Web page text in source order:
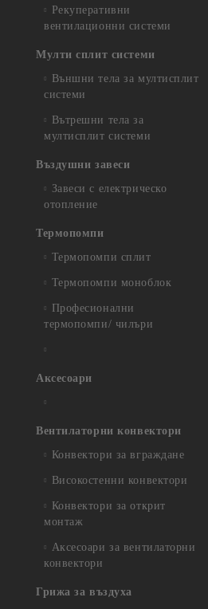
Рекуперативни
вентилационни системи
Мулти сплит системи
Външни тела за мултисплит
системи
Вътрешни тела за
мултисплит системи
Въздушни завеси
Завеси с електрическо
отопление
Термопомпи
Термопомпи сплит
Термопомпи моноблок
Професионални
термопомпи/ чилъри
Аксесоари
Вентилаторни конвектори
Конвектори за вграждане
Високостенни конвектори
Конвектори за открит
монтаж
Аксесоари за вентилаторни
конвектори
Грижа за въздуха